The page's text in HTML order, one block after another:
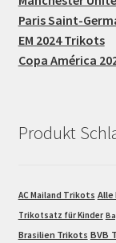
Paris Saint-
EM 2024 Trikots
Copa América
Produkt
AC Mailand Trikots Alle
Trikotsatz für Kinder
Brasilien Trikots BVB